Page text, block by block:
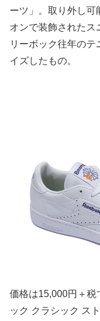
ーツ」。取り外し可
オンで装飾されたス
リーボック往年の
イズしたもの。
価格は15,000円＋税
ック クラシック ス